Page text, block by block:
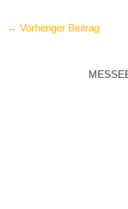
← Vorheriger Beitrag